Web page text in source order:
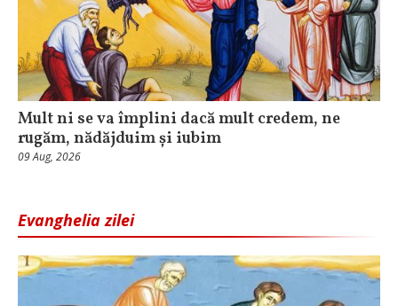
Mult ni se va împlini dacă mult credem, ne
rugăm, nădăjduim și iubim
09 Aug, 2026
Evanghelia zilei